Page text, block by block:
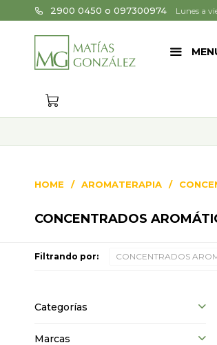
2900 0450 o 097300974 Lunes a
HOME AROMATERAPIA
CONCENTRADOS
Filtrando por: CONCENTRADOS
Categorías
Marcas